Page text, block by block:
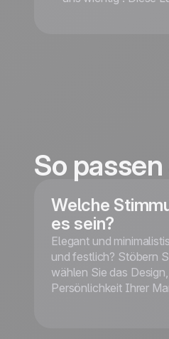
So
Welche
es sein?
Elegant und
und festlich? Stöbern
wählen Sie das
Persönlichkeit Ihrer